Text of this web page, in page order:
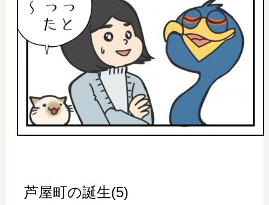
芦屋町の誕生(5)